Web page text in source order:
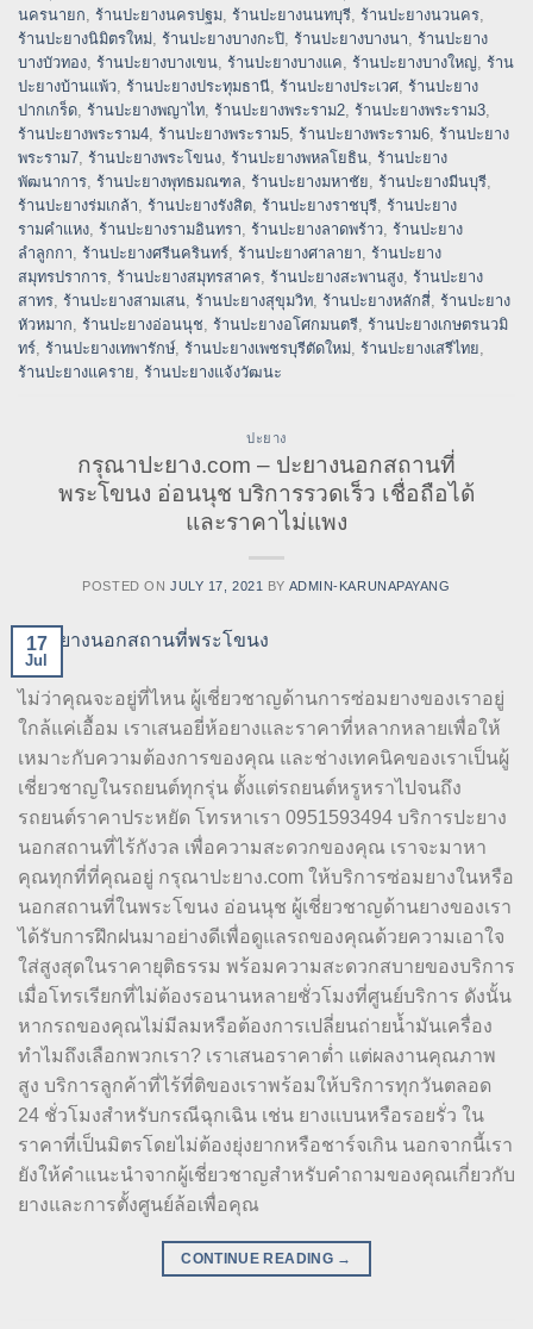
นครนายก, ร้านปะยางนครปฐม, ร้านปะยางนนทบุรี, ร้านปะยางนวนคร,
ร้านปะยางนิมิตรใหม่, ร้านปะยางบางกะปิ, ร้านปะยางบางนา, ร้านปะยาง
บางบัวทอง, ร้านปะยางบางเขน, ร้านปะยางบางแค, ร้านปะยางบางใหญ่, ร้าน
ปะยางบ้านแพ้ว, ร้านปะยางประทุมธานี, ร้านปะยางประเวศ, ร้านปะยาง
ปากเกร็ด, ร้านปะยางพญาไท, ร้านปะยางพระราม2, ร้านปะยางพระราม3,
ร้านปะยางพระราม4, ร้านปะยางพระราม5, ร้านปะยางพระราม6, ร้านปะยาง
พระราม7, ร้านปะยางพระโขนง, ร้านปะยางพหลโยธิน, ร้านปะยาง
พัฒนาการ, ร้านปะยางพุทธมณฑล, ร้านปะยางมหาชัย, ร้านปะยางมีนบุรี,
ร้านปะยางร่มเกล้า, ร้านปะยางรังสิต, ร้านปะยางราชบุรี, ร้านปะยาง
รามคำแหง, ร้านปะยางรามอินทรา, ร้านปะยางลาดพร้าว, ร้านปะยาง
ลำลูกกา, ร้านปะยางศรีนครินทร์, ร้านปะยางศาลายา, ร้านปะยาง
สมุทรปราการ, ร้านปะยางสมุทรสาคร, ร้านปะยางสะพานสูง, ร้านปะยาง
สาทร, ร้านปะยางสามเสน, ร้านปะยางสุขุมวิท, ร้านปะยางหลักสี่, ร้านปะยาง
หัวหมาก, ร้านปะยางอ่อนนุช, ร้านปะยางอโศกมนตรี, ร้านปะยางเกษตรนวมิ
ทร์, ร้านปะยางเทพารักษ์, ร้านปะยางเพชรบุรีตัดใหม่, ร้านปะยางเสรีไทย,
ร้านปะยางแคราย, ร้านปะยางแจ้งวัฒนะ
ปะยาง
กรุณาปะยาง.com – ปะยางนอกสถานที่
พระโขนง อ่อนนุช บริการรวดเร็ว เชื่อถือได้
และราคาไม่แพง
POSTED ON JULY 17, 2021 BY ADMIN-KARUNAPAYANG
17
Jul
ไม่ว่าคุณจะอยู่ที่ไหน ผู้เชี่ยวชาญด้านการซ่อมยางของเราอยู่
ใกล้แค่เอื้อม เราเสนอยี่ห้อยางและราคาที่หลากหลายเพื่อให้
เหมาะกับความต้องการของคุณ และช่างเทคนิคของเราเป็นผู้
เชี่ยวชาญในรถยนต์ทุกรุ่น ตั้งแต่รถยนต์หรูหราไปจนถึง
รถยนต์ราคาประหยัด โทรหาเรา 0951593494 บริการปะยาง
นอกสถานที่ไร้กังวล เพื่อความสะดวกของคุณ เราจะมาหา
คุณทุกที่ที่คุณอยู่ กรุณาปะยาง.com ให้บริการซ่อมยางในหรือ
นอกสถานที่ในพระโขนง อ่อนนุช ผู้เชี่ยวชาญด้านยางของเรา
ได้รับการฝึกฝนมาอย่างดีเพื่อดูแลรถของคุณด้วยความเอาใจ
ใส่สูงสุดในราคายุติธรรม พร้อมความสะดวกสบายของบริการ
เมื่อโทรเรียกที่ไม่ต้องรอนานหลายชั่วโมงที่ศูนย์บริการ ดังนั้น
หากรถของคุณไม่มีลมหรือต้องการเปลี่ยนถ่ายน้ำมันเครื่อง
ทำไมถึงเลือกพวกเรา? เราเสนอราคาต่ำ แต่ผลงานคุณภาพ
สูง บริการลูกค้าที่ไร้ที่ติของเราพร้อมให้บริการทุกวันตลอด
24 ชั่วโมงสำหรับกรณีฉุกเฉิน เช่น ยางแบนหรือรอยรั่ว ใน
ราคาที่เป็นมิตรโดยไม่ต้องยุ่งยากหรือชาร์จเกิน นอกจากนี้เรา
ยังให้คำแนะนำจากผู้เชี่ยวชาญสำหรับคำถามของคุณเกี่ยวกับ
ยางและการตั้งศูนย์ล้อเพื่อคุณ
CONTINUE READING →